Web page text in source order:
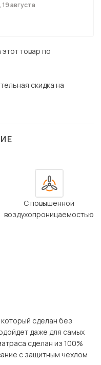
августа
товар по
скидка на
С повышенной
воздухопроницаемостью
сделан без
даже для самых
сделан из 100%
с защитным чехлом